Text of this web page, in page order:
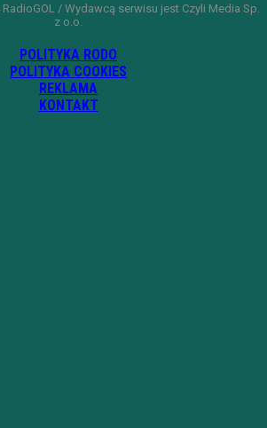
/ Wydawcą serwisu jest Czyli Media Sp.
z o.o.
POLITYKA RODO
POLITYKA COOKIES
REKLAMA
KONTAKT